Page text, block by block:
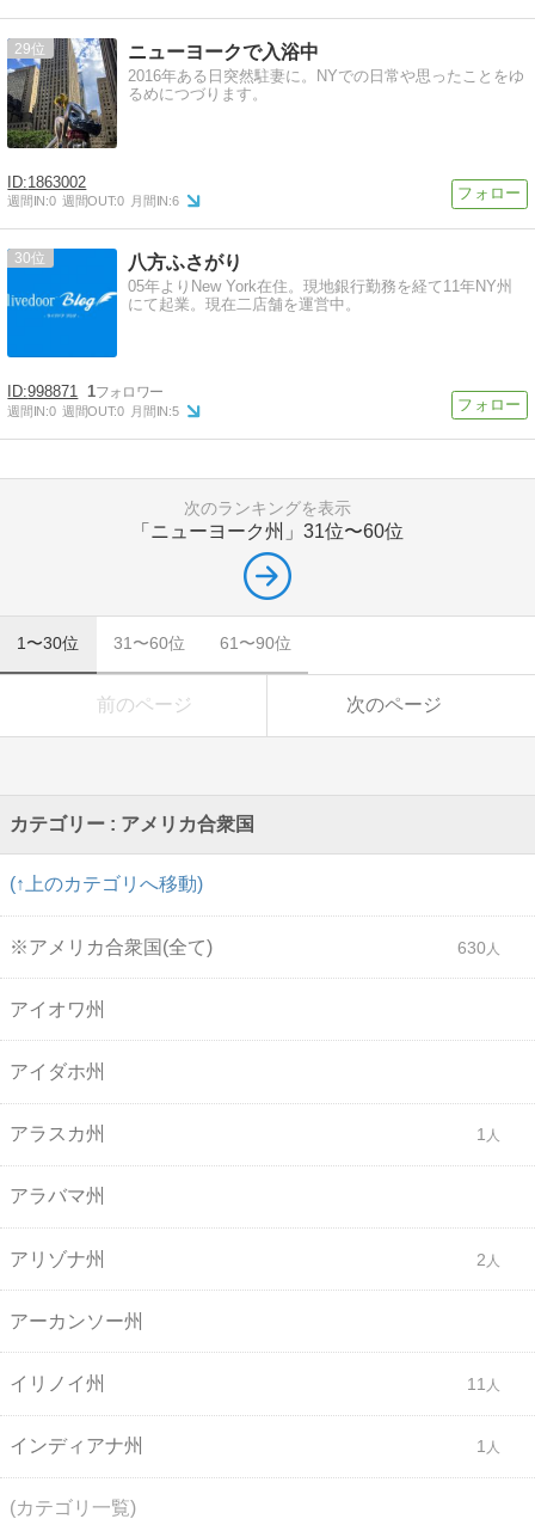
29 ニューヨークで入浴中
2016年ある日突然駐妻に。NYでの日常や思ったことをゆ
るめにつづります。
1863002
週間IN:0 週間OUT:0 月間IN:6
30 八方ふさがり
05年よりNew York在住。現地銀行勤務を経て11年NY州
にて起業。現在二店舗を運営中。
998871 1
週間IN:0 週間OUT:0 月間IN:5
次のランキングを表示
「ニューヨーク州」 31位〜60位
1〜30位 31〜60位 61〜90位
前のページ 次のページ
カテゴリー : アメリカ合衆国
(↑上のカテゴリへ移動)
※アメリカ合衆国(全て) 630
アイオワ州
アイダホ州
アラスカ州 1
アラバマ州
アリゾナ州 2
アーカンソー州
イリノイ州 11
インディアナ州 1
(カテゴリ一覧)